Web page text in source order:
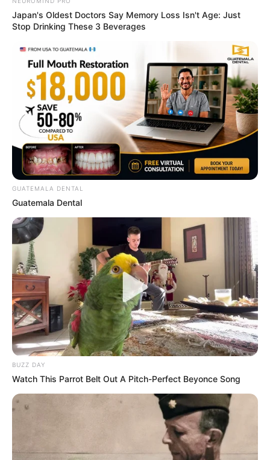
Deixe um Comentário
Japan's Oldest Doctors Say Memory Loss Isn't Age: Just
Stop Drinking These 3 Beverages
GUATEMALA DENTAL
Guatemala Dental
BUZZ DAY
Watch This Parrot Belt Out A Pitch-Perfect Beyonce Song